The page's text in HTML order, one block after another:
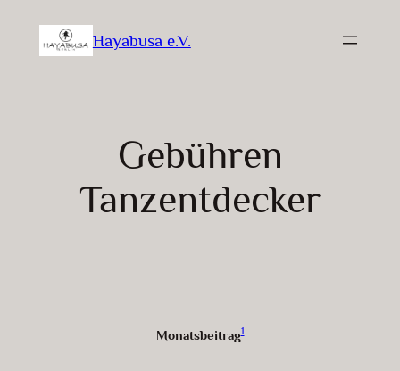
Inhalt
Hayabusa e.V.
Gebühren
Tanzentdecker
Monatsbeitrag1